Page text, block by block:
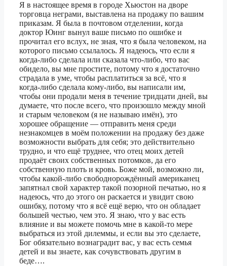
Я в настоящее время в городе Хьюстон на дворе
торговца неграми, выставлена на продажу по вашим
приказам. Я была в почтовом отделении, когда
доктор Юинг вынул ваше письмо по ошибке и
прочитал его вслух, не зная, что я была человеком, на
которого письмо ссылалось. Я надеюсь, что если я
когда-либо сделала или сказала что-либо, что вас
обидело, вы мне простите, потому что я достаточно
страдала в уме, чтобы расплатиться за всё, что я
когда-либо сделала кому-либо, вы написали им,
чтобы они продали меня в течение тридцати дней, вы
думаете, что после всего, что произошло между мной
и старым человеком (я не называю имён), это
хорошее обращение — отправить меня среди
незнакомцев в моём положении на продажу без даже
возможности выбрать для себя; это действительно
трудно, и что ещё труднее, что отец моих детей
продаёт своих собственных потомков, да его
собственную плоть и кровь. Боже мой, возможно ли,
чтобы какой-либо свободнорождённый американец
запятнал свой характер такой позорной печатью, но я
надеюсь, что до этого он раскается и увидит свою
ошибку, потому что я всё ещё верю, что он обладает
большей честью, чем это. Я знаю, что у вас есть
влияние и вы можете помочь мне в какой-то мере
выбраться из этой дилеммы, и если вы это сделаете,
Бог обязательно вознаградит вас, у вас есть семья
детей и вы знаете, как сочувствовать другим в
беде….